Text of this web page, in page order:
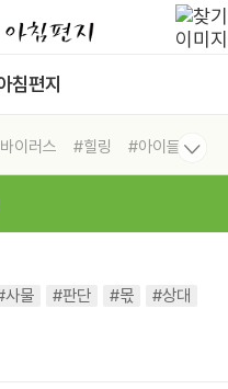
침편지
이러스 #힐링
#아이들
사물 #판단 #몫
#상대